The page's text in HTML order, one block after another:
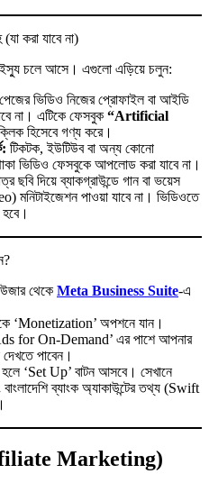
করা যাবে না)
ইস্যু চলে আসে। এগুলো এড়িয়ে চলুন:
ভিডিও নিজের প্রোফাইল বা আইডি
না। এটিকে ফেসবুক “Artificial
হিসেবে গণ্য করে।
টিকটক, ইউটিউব বা অন্য কোনো
থাকা ভিডিও ফেসবুকে আপলোড করা যাবে না।
ছবি দিয়ে ব্যাকগ্রাউন্ডে গান বা ভয়েস
মনিটাইজেশন পাওয়া যাবে না। ভিডিওতে
থেকে Meta Business Suite-এ
‘Monetization’ অপশনে যান।
for On-Demand’ এর পাশে আপনার
পাবেন।
হলে ‘Set Up’ বাটন আসবে। সেখানে
ব্যাংক অ্যাকাউন্টের তথ্য (Swift
Marketing)